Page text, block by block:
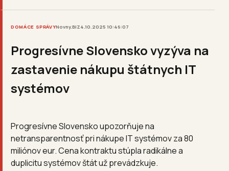
DOMÁCE SPRÁVYNovny.BIZ4.10.2025 10:46:07
Progresívne Slovensko vyzýva na
zastavenie nákupu štátnych IT
systémov
Progresívne Slovensko upozorňuje na
netransparentnosť pri nákupe IT systémov za 80
miliónov eur. Cena kontraktu stúpla radikálne a
duplicitu systémov štát už prevádzkuje.